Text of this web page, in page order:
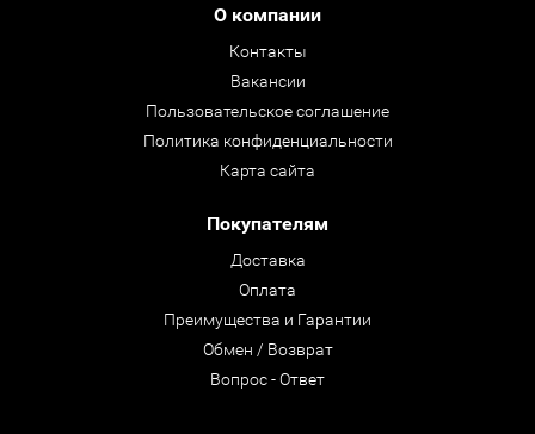
О компании
Контакты
Вакансии
Пользовательское соглашение
Политика конфиденциальности
Карта сайта
Покупателям
Доставка
Оплата
Преимущества и Гарантии
Обмен / Возврат
Вопрос - Ответ